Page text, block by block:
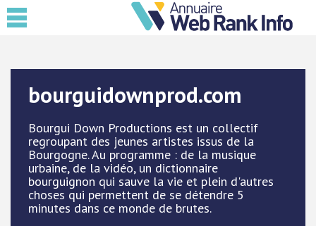
bourguidownprod.com
Bourgui Down Productions est un collectif
regroupant des jeunes artistes issus de la
Bourgogne. Au programme : de la musique
urbaine, de la vidéo, un dictionnaire
bourguignon qui sauve la vie et plein d'autres
choses qui permettent de se détendre 5
minutes dans ce monde de brutes.